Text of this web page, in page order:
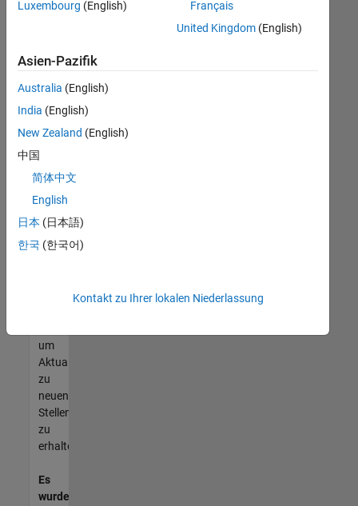
anzeigen .
noch
keine
offenen
Stellen
können,
die
Ihren
entsprechen,
werden
unseres
um
Aktualisierungen
zu
neuen
Stellenangeboten
zu
erhalten.
Es
wurden
Luxembourg (English)
Français
United Kingdom(English)
Asien-Pazifik
Australia (English)
India (English)
New Zealand (English)
中国
简体中文
English
日本 (日本語)
한국 (한국어)
Kontakt zu Ihrer lokalen Niederlassung